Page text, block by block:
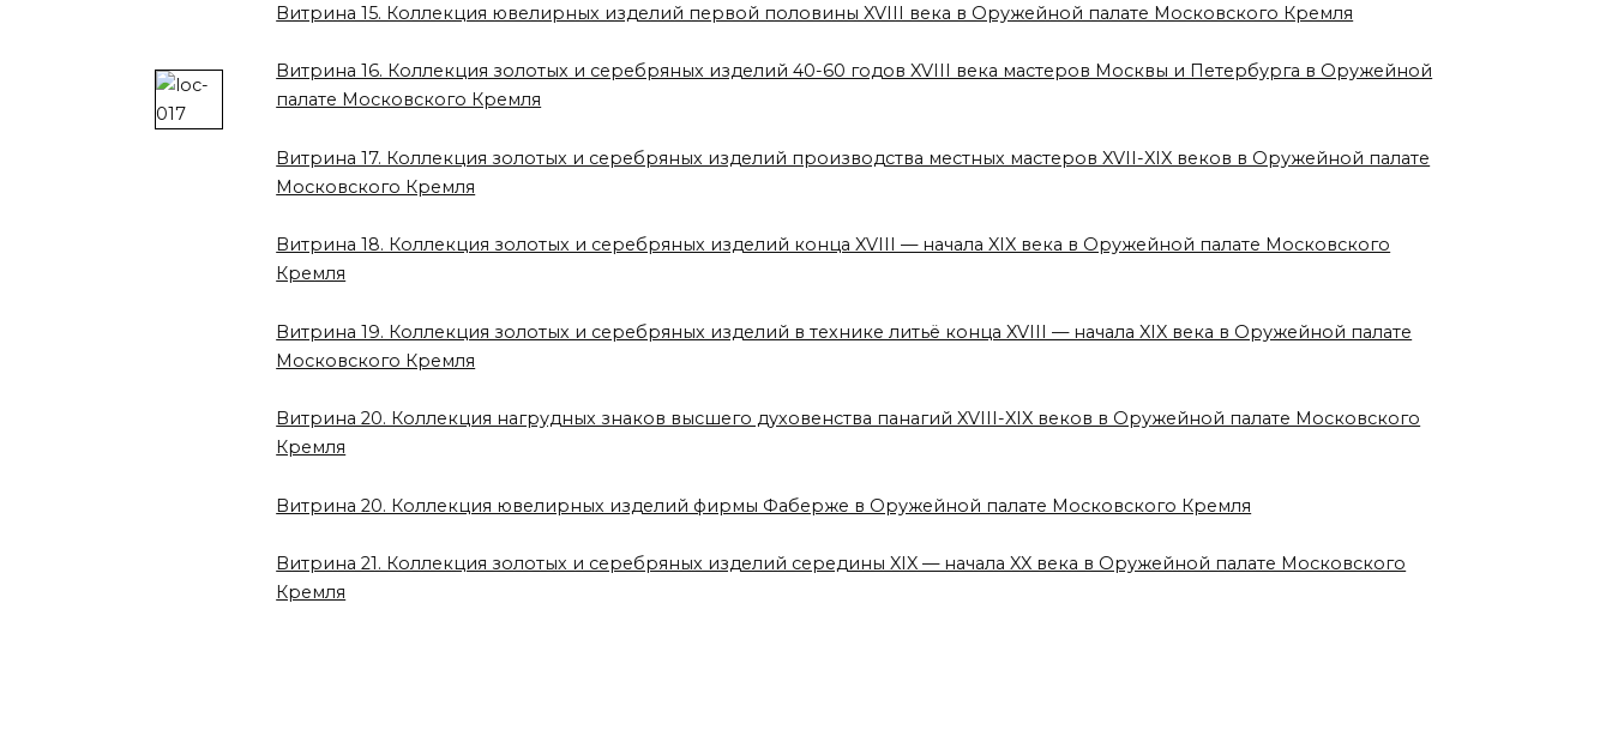
Витрина 15. Коллекция ювелирных изделий первой половины XVIII века в Оружейной палате Московского Кремля
Витрина 16. Коллекция золотых и серебряных изделий 40-60 годов XVIII века мастеров Москвы и Петербурга в Оружейной
палате Московского Кремля
Витрина 17. Коллекция золотых и серебряных изделий производства местных мастеров XVII-XIX веков в Оружейной палате
Московского Кремля
Витрина 18. Коллекция золотых и серебряных изделий конца XVIII — начала XIX века в Оружейной палате Московского
Кремля
Витрина 19. Коллекция золотых и серебряных изделий в технике литьё конца XVIII — начала XIX века в Оружейной палате
Московского Кремля
Витрина 20. Коллекция нагрудных знаков высшего духовенства панагий XVIII-XIX веков в Оружейной палате Московского
Кремля
Витрина 20. Коллекция ювелирных изделий фирмы Фаберже в Оружейной палате Московского Кремля
Витрина 21. Коллекция золотых и серебряных изделий середины XIX — начала XX века в Оружейной палате Московского
Кремля